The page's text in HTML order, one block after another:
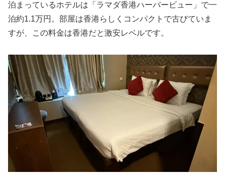
泊まっているホテルは「ラマダ香港ハーバービュー」で一
泊約1.1万円。部屋は香港らしくコンパクトで古びていま
すが、この料金は香港だと激安レベルです。